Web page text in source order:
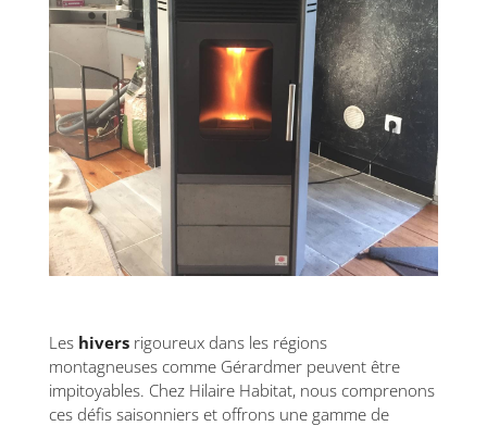
Les hiversrigoureux dans les régions
montagneuses comme Gérardmer peuvent être
impitoyables. Chez Hilaire Habitat, nous comprenons
ces défis saisonniers et offrons une gamme de